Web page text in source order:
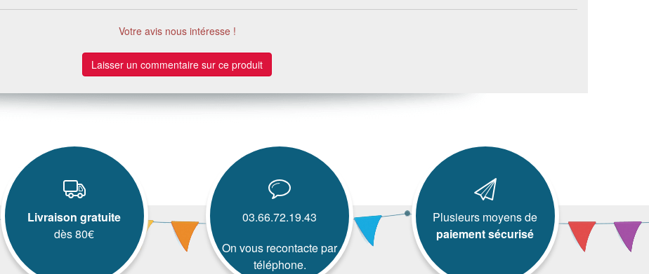
Votre avis nous intéresse !
Laisser un commentaire sur ce produit
Livraison gratuite
dès 80€
03.66.72.19.43
On vous recontacte par
téléphone.
Plusieurs moyens de
paiement sécurisé